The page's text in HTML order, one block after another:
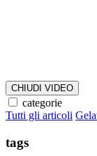
CHIUDI VIDEO
categorie
Tutti gli articoli
tags